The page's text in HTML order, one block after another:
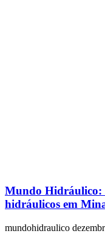
Mundo Hidráulico:
hidráulicos em
mundohidraulico